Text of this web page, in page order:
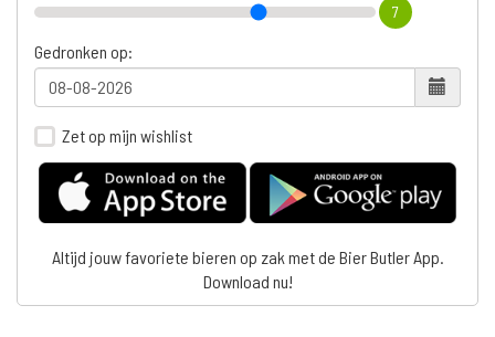
7
Gedronken op:
Zet op mijn wishlist
Altijd jouw favoriete bieren op zak met de Bier Butler App.
Download nu!